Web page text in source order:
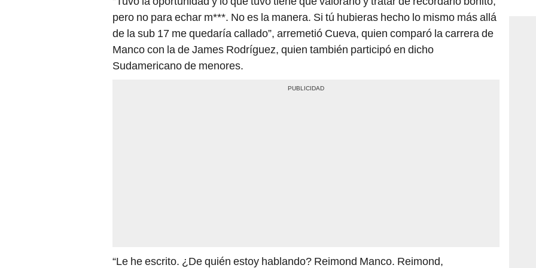
pero no para echar m***. No es la manera. Si tú hubieras hecho lo mismo más allá
de la sub 17 me quedaría callado”, arremetió Cueva, quien comparó la carrera de
Manco con la de James Rodríguez, quien también participó en dicho
Sudamericano de menores.
“Le he escrito. ¿De quién estoy hablando? Reimond Manco. Reimond,